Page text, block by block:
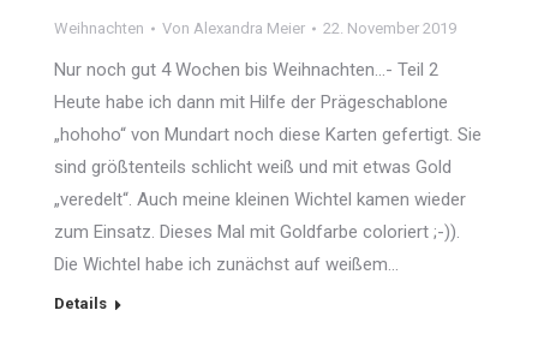
Weihnachten Von Alexandra Meier 22. November 2019
Nur noch gut 4 Wochen bis Weihnachten…- Teil 2
Heute habe ich dann mit Hilfe der Prägeschablone
„hohoho“ von Mundart noch diese Karten gefertigt. Sie
sind größtenteils schlicht weiß und mit etwas Gold
„veredelt“. Auch meine kleinen Wichtel kamen wieder
zum Einsatz. Dieses Mal mit Goldfarbe coloriert ;-)).
Die Wichtel habe ich zunächst auf weißem…
Details